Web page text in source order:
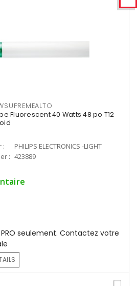
Fluorescent 40 Watts 48 po T12
:
PHILIPS ELECTRONICS -LIGHT
: 423889
seulement. Contactez votre